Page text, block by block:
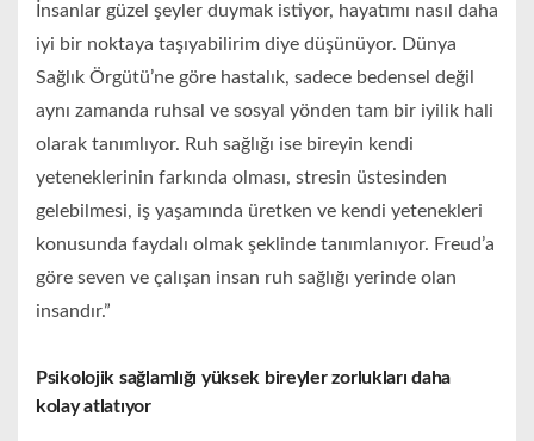
İnsanlar güzel şeyler duymak istiyor, hayatımı nasıl daha
iyi bir noktaya taşıyabilirim diye düşünüyor. Dünya
Sağlık Örgütü’ne göre hastalık, sadece bedensel değil
aynı zamanda ruhsal ve sosyal yönden tam bir iyilik hali
olarak tanımlıyor. Ruh sağlığı ise bireyin kendi
yeteneklerinin farkında olması, stresin üstesinden
gelebilmesi, iş yaşamında üretken ve kendi yetenekleri
konusunda faydalı olmak şeklinde tanımlanıyor. Freud’a
göre seven ve çalışan insan ruh sağlığı yerinde olan
insandır.”
Psikolojik sağlamlığı yüksek bireyler zorlukları daha
kolay atlatıyor